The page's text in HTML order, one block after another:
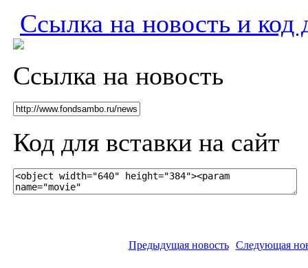
Ссылка на новость и код
Ссылка на новость
Код для вставки на сайт
Предыдущая новость Следующая